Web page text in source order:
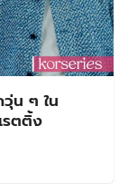
น ๆ ใน
รตติ้ง